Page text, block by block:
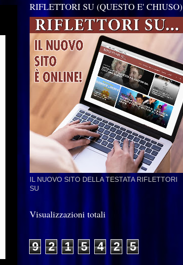
RIFLETTORI SU (QUESTO E' CHIUSO)
IL NUOVO SITO DELLA TESTATA RIFLETTORI
SU
Visualizzazioni totali
9 2 1 5 4 2 5